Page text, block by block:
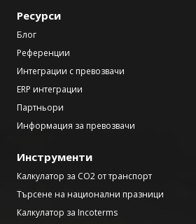
Ресурси
Блог
Референции
Интеграции с превозвачи
ERP интеграции
Партньори
Информация за превозвачи
Инструменти
Калкулатор за CO2 от транспорт
Търсене на национални празници
Калкулатор за Incoterms